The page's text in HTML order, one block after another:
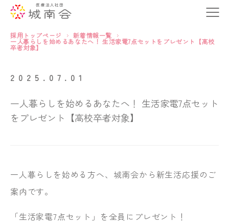
採用トップページ 新着情報一覧
一人暮らしを始めるあなたへ！ 生活家電7点セットをプレゼント【高校
卒者対象】
2025.07.01
一人暮らしを始めるあなたへ！ 生活家電7点セット
をプレゼント【高校卒者対象】
一人暮らしを始める方へ、城南会から新生活応援のご
案内です。
「生活家電7点セット」を全員にプレゼント！